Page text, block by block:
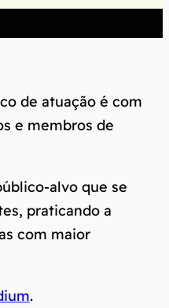
de atuação é com
e membros de
alvo que se
praticando a
com maior
.